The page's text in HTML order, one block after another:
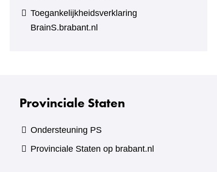
Toegankelijkheidsverklaring
BrainS.brabant.nl
Provinciale Staten
Ondersteuning PS
Provinciale Staten op brabant.nl